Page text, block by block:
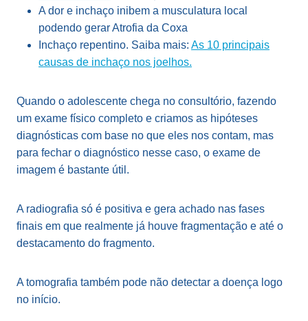
A dor e inchaço inibem a musculatura local
podendo gerar Atrofia da Coxa
Inchaço repentino. Saiba mais: As 10 principais
causas de inchaço nos joelhos.
Quando o adolescente chega no consultório, fazendo
um exame físico completo e criamos as hipóteses
diagnósticas com base no que eles nos contam, mas
para fechar o diagnóstico nesse caso, o exame de
imagem é bastante útil.
A radiografia só é positiva e gera achado nas fases
finais em que realmente já houve fragmentação e até o
destacamento do fragmento.
A tomografia também pode não detectar a doença logo
no início.